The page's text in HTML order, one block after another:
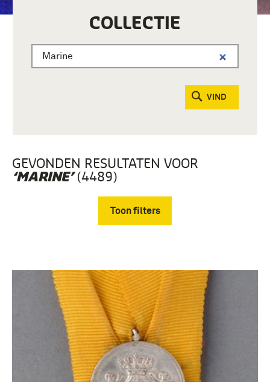
COLLECTIE
VIND
GEVONDEN RESULTATEN VOOR
‘MARINE’(4489)
Toon filters
boek (1339)
Fotografisch materiaal (367)